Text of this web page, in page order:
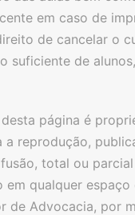
em caso de
de cancelar o
suficiente de
página é
a reprodução,
total ou
em qualquer espaço
de Advocacia, por